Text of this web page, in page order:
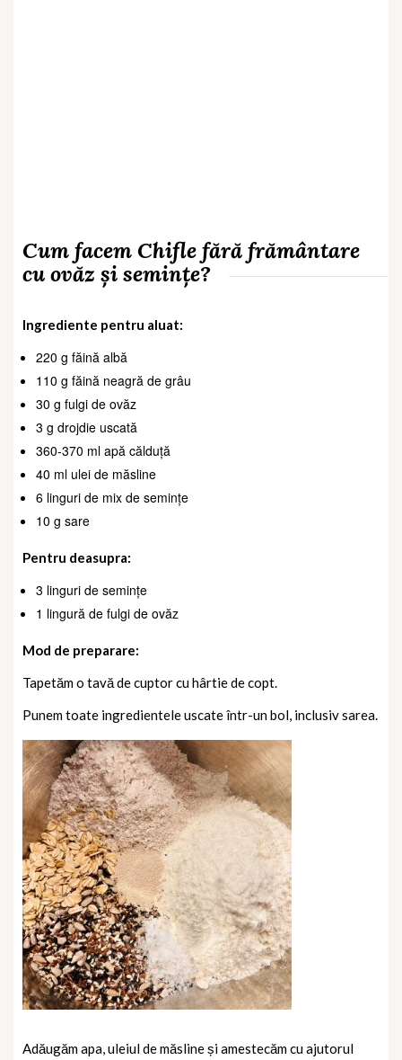
Cum facem Chifle fără frământare
cu ovăz și semințe?
Ingrediente pentru aluat:
220 g făină albă
110 g făină neagră de grâu
30 g fulgi de ovăz
3 g drojdie uscată
360-370 ml apă călduță
40 ml ulei de măsline
6 linguri de mix de semințe
10 g sare
Pentru deasupra:
3 linguri de semințe
1 lingură de fulgi de ovăz
Mod de preparare:
Tapetăm o tavă de cuptor cu hârtie de copt.
Punem toate ingredientele uscate într-un bol, inclusiv sarea.
Adăugăm apa, uleiul de măsline și amestecăm cu ajutorul